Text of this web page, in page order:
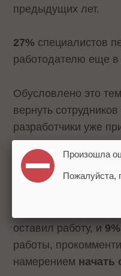
предыдущих лет.
27% специалистов
работодателю еще
Обусловлено это
вернуть
разработчики уже
деятельности.
график для них на
после дохода.
оставил работу, и9%
работы,
намерением начать
Произошла
Пожалуйста,